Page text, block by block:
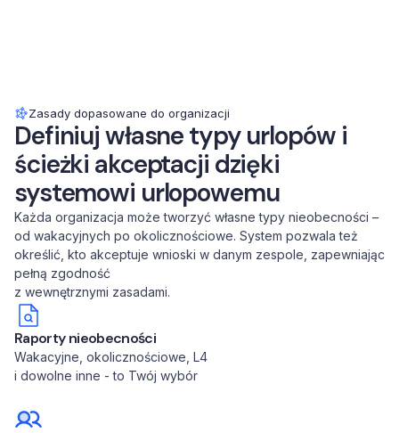
Zasady dopasowane do organizacji
Definiuj własne typy urlopów i
ścieżki akceptacji dzięki
systemowi urlopowemu
Każda organizacja może tworzyć własne typy nieobecności –
od wakacyjnych po okolicznościowe. System pozwala też
określić, kto akceptuje wnioski w danym zespole, zapewniając
pełną zgodność
z wewnętrznymi zasadami.
Raporty nieobecności
Wakacyjne, okolicznościowe, L4
i dowolne inne - to Twój wybór